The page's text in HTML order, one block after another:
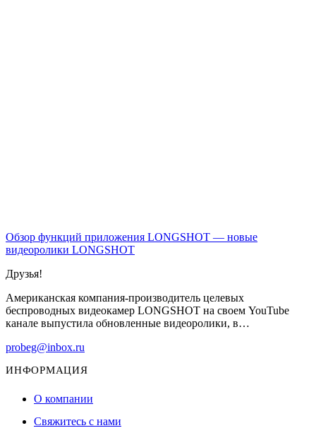
Обзор функций приложения LONGSHOT — новые
видеоролики LONGSHOT
Друзья!
Американская компания-производитель целевых
беспроводных видеокамер LONGSHOT на своем YouTube
канале выпустила обновленные видеоролики, в…
probeg@inbox.ru
ИНФОРМАЦИЯ
О компании
Свяжитесь с нами